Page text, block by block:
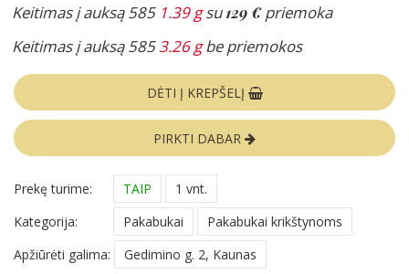
Keitimas į auksą 585 1.39 gsu129 €priemoka
Keitimas į auksą 5853.26 gbe priemokos
DĖTI Į KREPŠELĮ
PIRKTI DABAR
Prekę turime: TAIP
1 vnt.
Kategorija:
Pakabukai
Pakabukai krikštynoms
Apžiūrėti galima:
Gedimino g. 2, Kaunas